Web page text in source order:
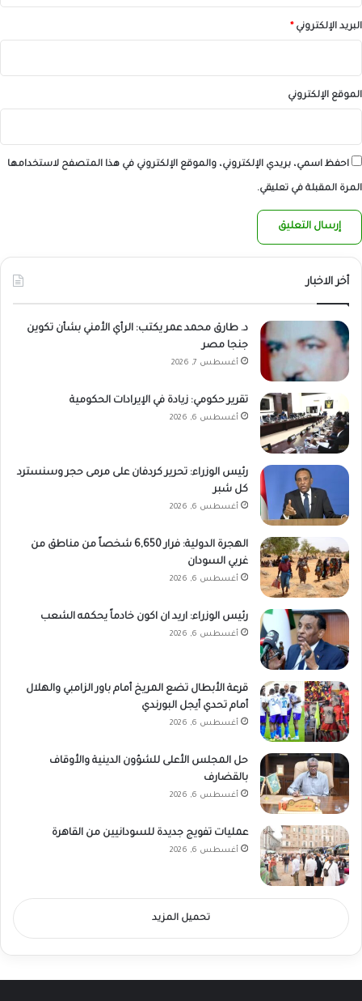
البريد الإلكتروني*
الموقع الإلكتروني
احفظ اسمي، بريدي الإلكتروني، والموقع الإلكتروني في هذا المتصفح لاستخدامها
المرة المقبلة في تعليقي.
أخر الاخبار
د. طارق محمد عمر يكتب: الرأي الأمني بشأن تكوين
جنجا مصر
أغسطس 7, 2026
تقرير حكومي: زيادة في الإيرادات الحكومية
أغسطس 6, 2026
رئيس الوزراء: تحرير كردفان على مرمى حجر وسنسترد
كل شبر
أغسطس 6, 2026
الهجرة الدولية: فرار 6,650 شخصاً من مناطق من
غربي السودان
أغسطس 6, 2026
رئيس الوزراء: اريد ان اكون خادماً يحكمه الشعب
أغسطس 6, 2026
قرعة الأبطال تضع المريخ أمام باور الزامبي والهلال
أمام تحدي أيجل البورندي
أغسطس 6, 2026
حل المجلس الأعلى للشؤون الدينية والأوقاف
بالقضارف
أغسطس 6, 2026
عمليات تفويج جديدة للسودانيين من القاهرة
أغسطس 6, 2026
تحميل المزيد